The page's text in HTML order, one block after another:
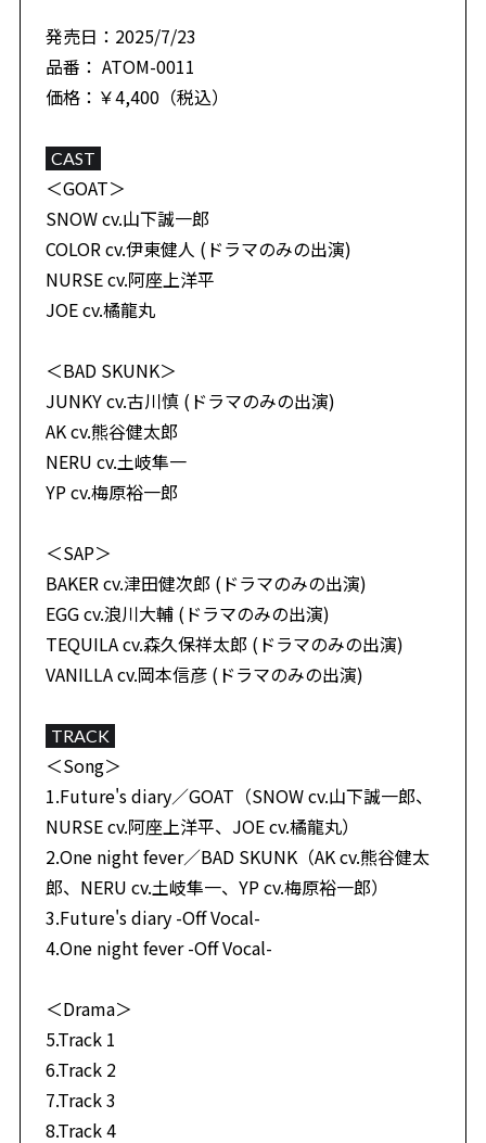
発売日：2025/7/23
品番： ATOM-0011
価格：￥4,400（税込）
CAST
＜GOAT＞
SNOW cv.山下誠一郎
COLOR cv.伊東健人 (ドラマのみの出演)
NURSE cv.阿座上洋平
JOE cv.橘龍丸
＜BAD SKUNK＞
JUNKY cv.古川慎 (ドラマのみの出演)
AK cv.熊谷健太郎
NERU cv.土岐隼一
YP cv.梅原裕一郎
＜SAP＞
BAKER cv.津田健次郎 (ドラマのみの出演)
EGG cv.浪川大輔 (ドラマのみの出演)
TEQUILA cv.森久保祥太郎 (ドラマのみの出演)
VANILLA cv.岡本信彦 (ドラマのみの出演)
TRACK
＜Song＞
1.Future's diary／GOAT（SNOW cv.山下誠一郎、
NURSE cv.阿座上洋平、JOE cv.橘龍丸）
2.One night fever／BAD SKUNK（AK cv.熊谷健太
郎、NERU cv.土岐隼一、YP cv.梅原裕一郎）
3.Future's diary -Off Vocal-
4.One night fever -Off Vocal-
＜Drama＞
5.Track 1
6.Track 2
7.Track 3
8.Track 4